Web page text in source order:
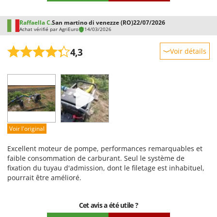
Raffaella C.San martino di venezze (RO)22/07/2026
Achat vérifié par AgriEuro 14/03/2026
4,3 Voir détails
Facilité d'utilisation
Qualité / Prix
Facilité de montage
Voir l'original
Excellent moteur de pompe, performances remarquables et
faible consommation de carburant. Seul le système de
fixation du tuyau d'admission, dont le filetage est inhabituel,
pourrait être amélioré.
Cet avis a été utile ?